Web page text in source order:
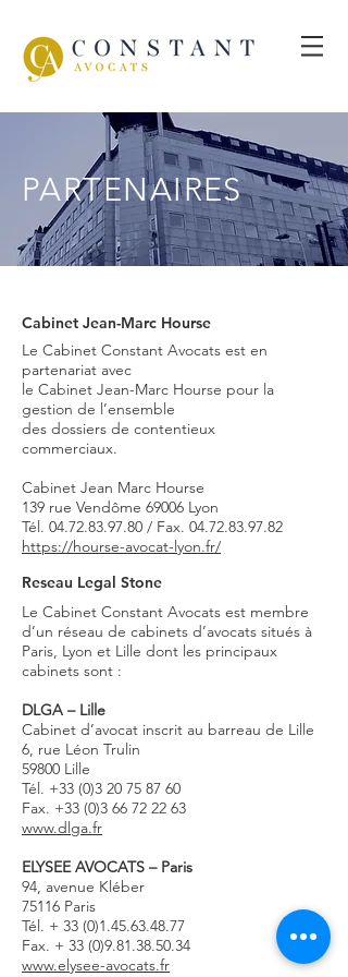
PARTENAIRES
Le Cabinet Constant Avocats est en
partenariat avec
le Cabinet Jean-Marc Hourse pour la
gestion de l’ensemble
des dossiers de contentieux
commerciaux.
Cabinet Jean Marc Hourse
139 rue Vendôme 69006 Lyon
Tél. 04.72.83.97.80 / Fax. 04.72.83.97.82
https://hourse-avocat-lyon.fr/
Cabinet Jean-Marc Hourse
Reseau Legal Stone
Le Cabinet Constant Avocats est membre
d’un réseau de cabinets d’avocats situés à
Paris, Lyon et Lille dont les principaux
cabinets sont :
DLGA – Lille
Cabinet d’avocat inscrit au barreau de Lille
6, rue Léon Trulin
59800 Lille
Tél. +33 (0)3 20 75 87 60
Fax. +33 (0)3 66 72 22 63
www.dlga.fr
ELYSEE AVOCATS – Paris
94, avenue Kléber
75116 Paris
Tél. + 33 (0)1.45.63.48.77
Fax. + 33 (0)9.81.38.50.34
www.elysee-avocats.fr